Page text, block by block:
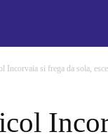
Incorvaia si frega da sola,